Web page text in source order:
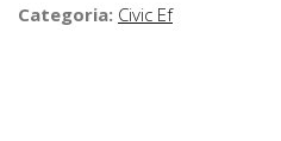
Categoria: Civic Ef